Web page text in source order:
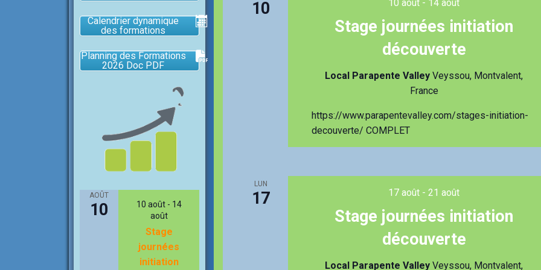
n
a
.
10
Stage journées initiation
découverte
10 août - 14 août
Local Parapente Valley Veyssou, Montvalent,
France
https://www.parapentevalley.com/stages-initiation-
decouverte/ COMPLET
LUN
17
Stage journées initiation
découverte
17 août - 21 août
Local Parapente Valley Veyssou, Montvalent,
Calendrier dynamique
des formations
Planning des Formations
2026 Doc PDF
AOÛT
10 10 août- 14
août
Stage
journées
initiation